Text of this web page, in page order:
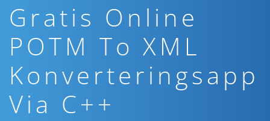
Gratis Online
POTM To XML
Konverteringsapp
Via C++